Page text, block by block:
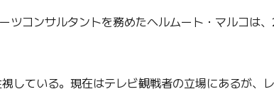
ツコンサルタントを務めたヘルムート・マルコ
している。現在はテレビ観戦者の立場にあるが、